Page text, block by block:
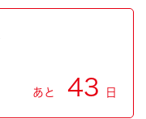
あと 43 日